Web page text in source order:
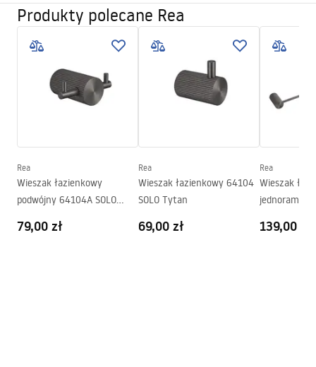
Sposób montażu:
Przykręcany
Szerokość (mm):
163mm
Wysokość (mm):
30
Głębokość (mm):
65mm
Solo
Warunki gwarancji
Warranty_Terms_and_Conditions_Accessories_-_24.pdf
Informacje o bezpieczeństwie
Safety_Information_Accessories.pdf
Produkty polecane Rea
Rea
Wieszak łazienkowy
podwójny 64104A SOLO
79,00 zł
Rea
Wieszak łazienkowy 64104
SOLO Tytan
69,00 zł
Rea
Wieszak
139,00 zł